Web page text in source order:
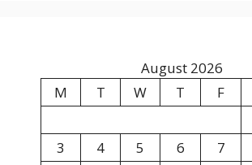
August 2026
M
T W T F
3
4 5 6 7